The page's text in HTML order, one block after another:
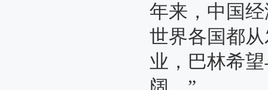
年来，中
世界各国都
业，巴林希